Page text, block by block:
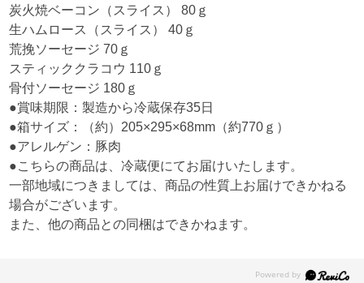
炭火焼ベーコン（スライス） 80ｇ
生ハムロース（スライス） 40ｇ
荒挽ソーセージ 70ｇ
スティッククラコウ 110ｇ
骨付ソーセージ 180ｇ
●賞味期限：製造から冷蔵保存35日
●箱サイズ：（約）205×295×68mm（約770ｇ）
●アレルゲン：豚肉
●こちらの商品は、冷蔵便にてお届けいたします。
一部地域につきましては、商品の性質上お届けできかねる
場合がございます。
また、他の商品との同梱はできかねます。